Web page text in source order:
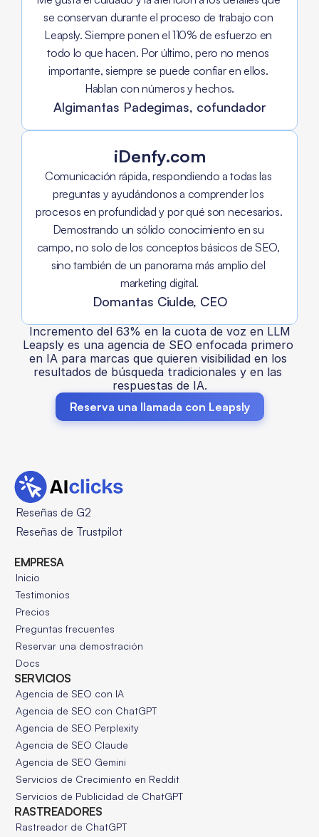
se conservan durante el proceso de trabajo con
Leapsly. Siempre ponen el 110% de esfuerzo en
todo lo que hacen. Por último, pero no menos
importante, siempre se puede confiar en ellos.
Hablan con números y hechos.
Algimantas Padegimas, cofundador
iDenfy.com
Comunicación rápida, respondiendo a todas las
preguntas y ayudándonos a comprender los
procesos en profundidad y por qué son necesarios.
Demostrando un sólido conocimiento en su
campo, no solo de los conceptos básicos de SEO,
sino también de un panorama más amplio del
marketing digital.
Domantas Ciulde, CEO
Incremento del 63% en la cuota de voz en LLM
Leapsly es una agencia de SEO enfocada primero
en IA para marcas que quieren visibilidad en los
resultados de búsqueda tradicionales y en las
respuestas de IA.
Reserva una llamada con Leapsly
Reseñas de G2
Reseñas de Trustpilot
EMPRESA
Inicio
Testimonios
Precios
Preguntas frecuentes
Reservar una demostración
Docs
SERVICIOS
Agencia de SEO con IA
Agencia de SEO con ChatGPT
Agencia de SEO Perplexity
Agencia de SEO Claude
Agencia de SEO Gemini
Servicios de Crecimiento en Reddit
Servicios de Publicidad de ChatGPT
RASTREADORES
Rastreador de ChatGPT